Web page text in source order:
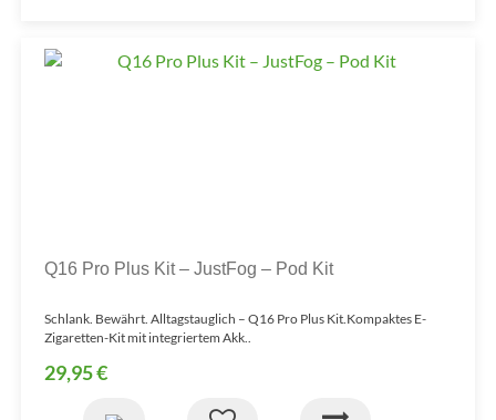
Q16 Pro Plus Kit – JustFog – Pod Kit
Schlank. Bewährt. Alltagstauglich – Q16 Pro Plus Kit.Kompaktes E-
Zigaretten-Kit mit integriertem Akk..
29,95 €